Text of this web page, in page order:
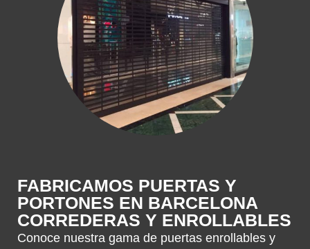
FABRICAMOS PUERTAS Y
PORTONES EN BARCELONA
CORREDERAS Y ENROLLABLES
Conoce nuestra gama de puertas enrollables y